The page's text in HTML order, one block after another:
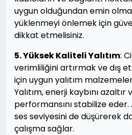
uygun olduğundan emin
yüklenmeyi önlemek için
dikkat etmelisiniz.
5. Yüksek Kaliteli Yalıtım:
verimliliğini artırmak ve dış
için uygun yalıtım
Yalıtım, enerji kaybını azaltır
performansını stabilize eder.
ses seviyesini de düşürerek
çalışma sağlar.